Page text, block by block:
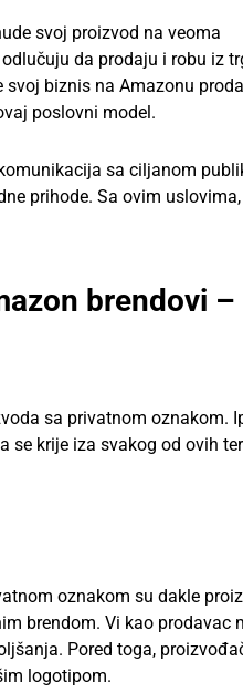
svoj proizvod na veoma
da prodaju i robu iz
biznis na Amazonu
poslovni model.
sa ciljanom
prihode. Sa ovim
brendovi
sa privatnom oznakom.
se krije iza svakog od ovih
oznakom su dakle
brendom. Vi kao prodavac
Pored toga,
logotipom.